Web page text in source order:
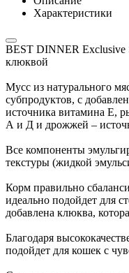
Характеристики
BEST DINNER Exclusive
клюквой
Мусс из натурального
субпродуктов, с
источника витамина Е,
А и Д и дрожжей –
Все компоненты
текстуры (жидкой
Корм правильно
идеально подойдет для
добавлена клюква,
Благодаря
подойдет для кошек с